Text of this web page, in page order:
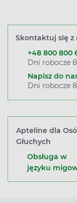
Skontaktuj się z
+48 800 800
Dni robocze
Napisz do
Dni robocze
Apteline dla
Głuchych
Obsługa w
języku